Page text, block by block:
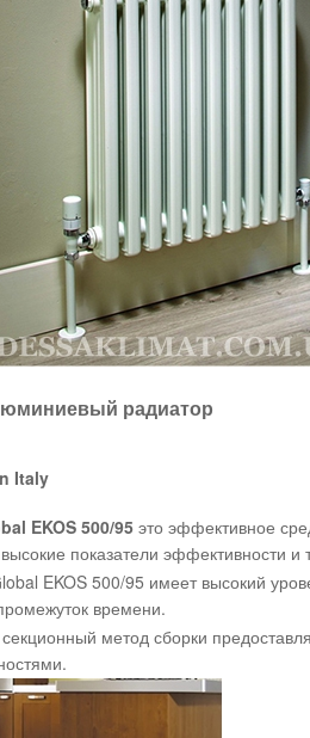
радиатор
Italy
EKOS 500/95 это эффективное
показатели эффективности и
EKOS 500/95 имеет высокий
времени.
метод сборки